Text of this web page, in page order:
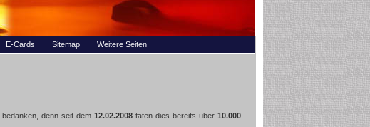
E-Cards Sitemap Weitere Seiten
bedanken, denn seit dem 12.02.2008 taten dies bereits über 10.000